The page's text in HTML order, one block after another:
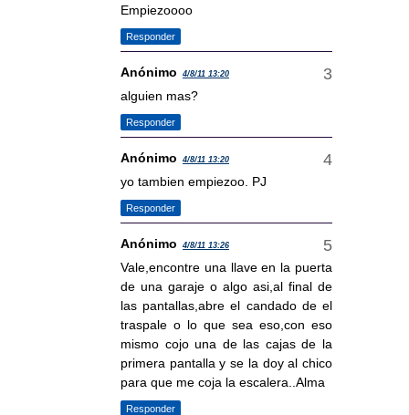
Empiezoooo
Responder
Anónimo 4/8/11 13:20
alguien mas?
Responder
Anónimo 4/8/11 13:20
yo tambien empiezoo. PJ
Responder
Anónimo 4/8/11 13:26
Vale,encontre una llave en la puerta
de una garaje o algo asi,al final de
las pantallas,abre el candado de el
traspale o lo que sea eso,con eso
mismo cojo una de las cajas de la
primera pantalla y se la doy al chico
para que me coja la escalera..Alma
Responder